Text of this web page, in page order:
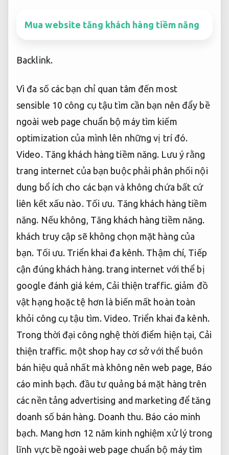
Mua website tăng khách hàng tiềm năng
Backlink.
Vì đa số các bạn chỉ quan tâm đến most
sensible 10 công cụ tậu tìm cần bạn nên đẩy bề
ngoài web page chuẩn bộ máy tìm kiếm
optimization của mình lên những vị trí đó.
Video. Tăng khách hàng tiềm năng. Lưu ý rằng
trang internet của bạn buộc phải phân phối nội
dung bổ ích cho các bạn và không chứa bất cứ
liên kết xấu nào. Tối ưu. Tăng khách hàng tiềm
năng. Nếu không, Tăng khách hàng tiềm năng.
khách truy cập sẽ không chọn mặt hàng của
bạn. Tối ưu. Triển khai đa kênh. Thậm chí, Tiếp
cận đúng khách hàng. trang internet với thể bị
google đánh giá kém, Cải thiện traffic. giảm đồ
vật hạng hoặc tệ hơn là biến mất hoàn toàn
khỏi công cụ tậu tìm.Video. Triển khai đa kênh.
Trong thời đại công nghệ thời điểm hiện tại, Cải
thiện traffic. một shop hay cơ sở với thể buôn
bán hiệu quả nhất mà không nên web page, Báo
cáo minh bạch. đầu tư quảng bá mặt hàng trên
các nền tảng advertising and marketing để tăng
doanh số bán hàng. Doanh thu. Báo cáo minh
bạch. Mang hơn 12 năm kinh nghiệm xử lý trong
lĩnh vực bề ngoài web page chuẩn bộ máy tìm